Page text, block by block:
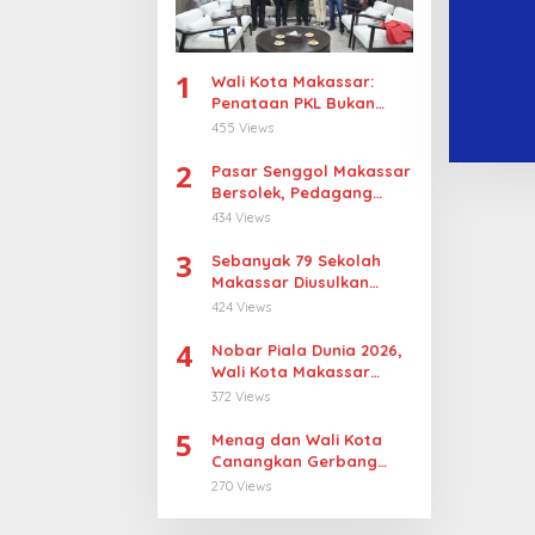
1
Wali Kota Makassar:
Penataan PKL Bukan
Penggusuran
455 Views
2
Pasar Senggol Makassar
Bersolek, Pedagang
Gotong Royong
434 Views
3
Sebanyak 79 Sekolah
Makassar Diusulkan
Revitalisasi, Pulau
Prioritas
424 Views
4
Nobar Piala Dunia 2026,
Wali Kota Makassar
Dorong UMKM Tumbuh di
372 Views
5
Menag dan Wali Kota
Canangkan Gerbang
Moderasi di Makassar
270 Views